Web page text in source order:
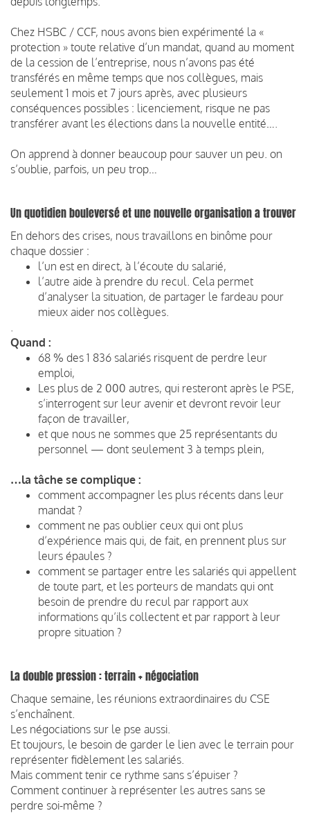
Chez HSBC / CCF, nous avons bien expérimenté la «
protection » toute relative d’un mandat, quand au moment
de la cession de l’entreprise, nous n’avons pas été
transférés en même temps que nos collègues, mais
seulement 1 mois et 7 jours après, avec plusieurs
conséquences possibles : licenciement, risque ne pas
transférer avant les élections dans la nouvelle entité….
On apprend à donner beaucoup pour sauver un peu. on
s’oublie, parfois, un peu trop…
Un quotidien bouleversé et une nouvelle organisation a trouver
En dehors des crises, nous travaillons en binôme pour
chaque dossier :
l’un est en direct, à l’écoute du salarié,
l’autre aide à prendre du recul. Cela permet
d’analyser la situation, de partager le fardeau pour
mieux aider nos collègues.
Quand :
68 % des 1 836 salariés risquent de perdre leur
emploi,
Les plus de 2 000 autres, qui resteront après le PSE,
s’interrogent sur leur avenir et devront revoir leur
façon de travailler,
et que nous ne sommes que 25 représentants du
personnel — dont seulement 3 à temps plein,
…la tâche se complique :
comment accompagner les plus récents dans leur
mandat ?
comment ne pas oublier ceux qui ont plus
d’expérience mais qui, de fait, en prennent plus sur
leurs épaules ?
comment se partager entre les salariés qui appellent
de toute part, et les porteurs de mandats qui ont
besoin de prendre du recul par rapport aux
informations qu’ils collectent et par rapport à leur
propre situation ?
La double pression : terrain + négociation
Chaque semaine, les réunions extraordinaires du CSE
s’enchaînent.
Les négociations sur le pse aussi.
Et toujours, le besoin de garder le lien avec le terrain pour
représenter fidèlement les salariés.
Mais comment tenir ce rythme sans s’épuiser ?
Comment continuer à représenter les autres sans se
perdre soi-même ?